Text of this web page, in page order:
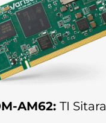
AM62: TI Sitara